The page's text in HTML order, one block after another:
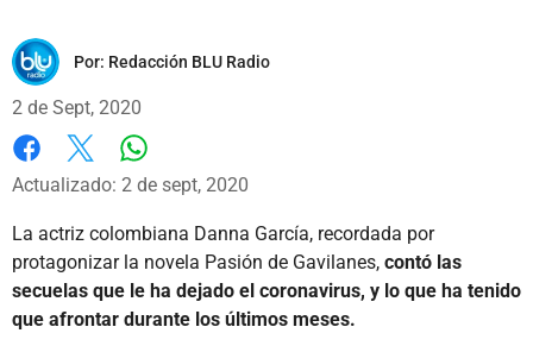
Por: Redacción BLU Radio
2 de Sept, 2020
Facebook
X
Actualizado: 2 de sept, 2020
La actriz colombiana Danna García, recordada por
protagonizar la novela Pasión de Gavilanes, contó las
secuelas que le ha dejado el coronavirus, y lo que ha tenido
que afrontar durante los últimos meses.